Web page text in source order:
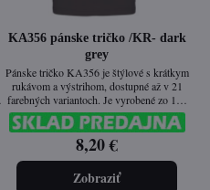
KA356 pánske tričko /KR- dark
grey
Pánske tričko KA356 je štýlové s krátkym
rukávom a výstrihom, dostupné až v 21
farebných variantoch. Je vyrobené zo 100
% česanej bavlny prané enzýmami, vďaka
čomu má hladký povrch, jemný dotyk a
vysokú odolnosť. Vypasovaný strih a
enzýmové pranie zaručujú dlhú životnosť a
8,20 €
Zobraziť